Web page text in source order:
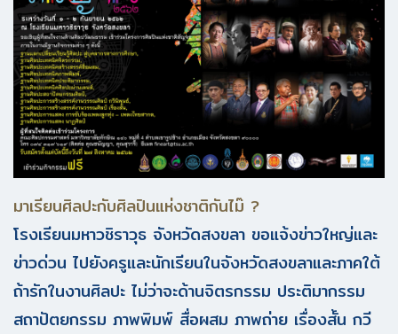
มาเรียนศิลปะกับศิลปินแห่งชาติกันไม๊ ?
โรงเรียนมหาวชิราวุธ จังหวัดสงขลา ขอแจ้งข่าวใหญ่และ
ข่าวด่วน ไปยังครูและนักเรียนในจังหวัดสงขลาและภาคใต้
ถ้ารักในงานศิลปะ ไม่ว่าจะด้านจิตรกรรม ประติมากรรม
สถาปัตยกรรม ภาพพิมพ์ สื่อผสม ภาพถ่าย เรื่องสั้น กวี